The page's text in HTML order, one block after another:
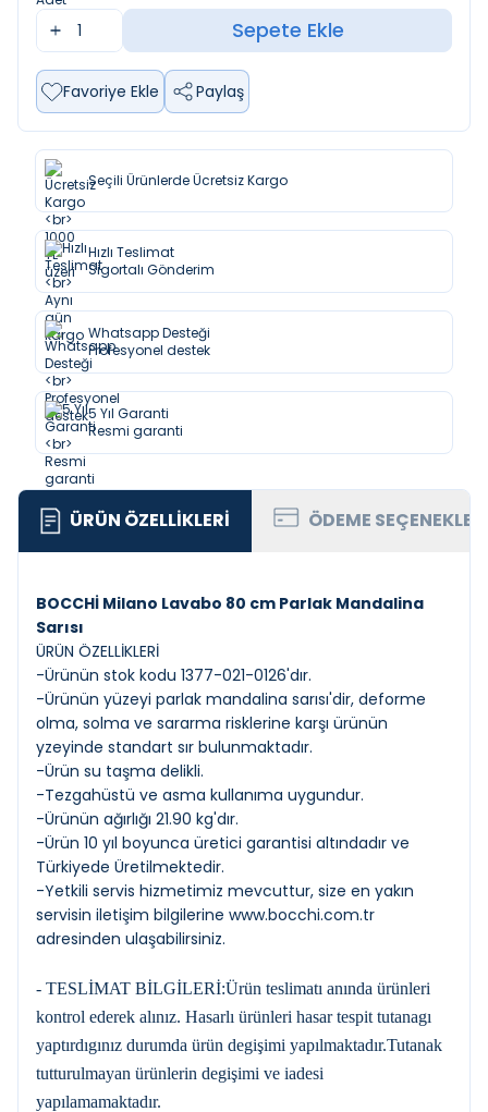
Sepete Ekle
Favoriye Ekle Paylaş
Seçili Ürünlerde Ücretsiz Kargo
Hızlı Teslimat
Sigortalı Gönderim
Whatsapp Desteği
Profesyonel destek
5 Yıl Garanti
Resmi garanti
ÜRÜN ÖZELLIKLERI ÖDEME
BOCCHİ Milano Lavabo 80 cm Parlak Mandalina
Sarısı
ÜRÜN ÖZELLİKLERİ
-Ürünün stok kodu 1377-021-0126'dır.
-Ürünün yüzeyi parlak mandalina sarısı'dir, deforme
olma, solma ve sararma risklerine karşı ürünün
yzeyinde standart sır bulunmaktadır.
-Ürün su taşma delikli.
-Tezgahüstü ve asma kullanıma uygundur.
-Ürünün ağırlığı 21.90 kg'dır.
-Ürün 10 yıl boyunca üretici garantisi altındadır ve
Türkiyede Üretilmektedir.
-Yetkili servis hizmetimiz mevcuttur, size en yakın
servisin iletişim bilgilerine www.bocchi.com.tr
adresinden ulaşabilirsiniz.
- TESLİMAT BİLGİLERİ:Ürün teslimatı anında ürünleri
kontrol ederek alınız. Hasarlı ürünleri hasar tespit tutanagı
yaptırdıgınız durumda ürün degişimi yapılmaktadır.Tutanak
tutturulmayan ürünlerin degişimi ve iadesi
yapılamamaktadır.